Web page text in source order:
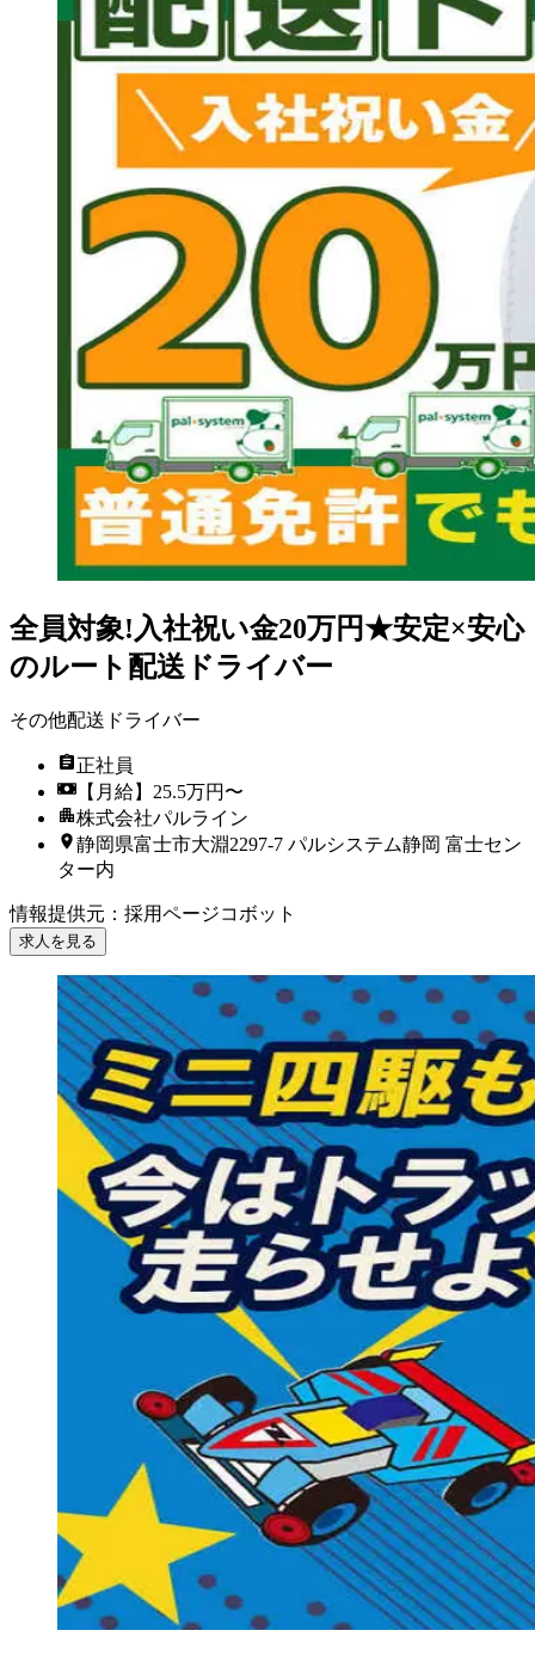
全員対象!入社祝い金20万円★安定×安心
のルート配送ドライバー
その他配送ドライバー
正社員
【月給】25.5万円〜
株式会社パルライン
静岡県富士市大淵2297-7 パルシステム静岡 富士セン
ター内
情報提供元 ： 採用ページコボット
求人を見る